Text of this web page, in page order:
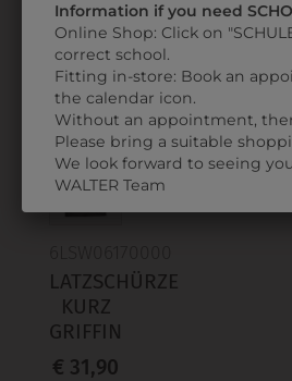
ZULETZT
LATZSCHÜRZE
KURZ
GRIFFIN
€ 31,90
Information if you need
Online Shop: Click on
correct school.
Fitting in-store: Book an
the calendar icon.
Without an appointment,
Please bring a suitable
We look forward to seeing
WALTER Team